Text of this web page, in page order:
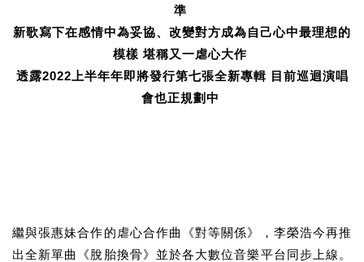
準
新歌寫下在感情中為妥協、改變對方成為自己心中最理想的
模樣 堪稱又一虐心大作
透露2022上半年年即將發行第七張全新專輯 目前巡迴演唱
會也正規劃中
繼與張惠妹合作的虐心合作曲《對等關係》，李榮浩今再推
出全新單曲《脫胎換骨》並於各大數位音樂平台同步上線。